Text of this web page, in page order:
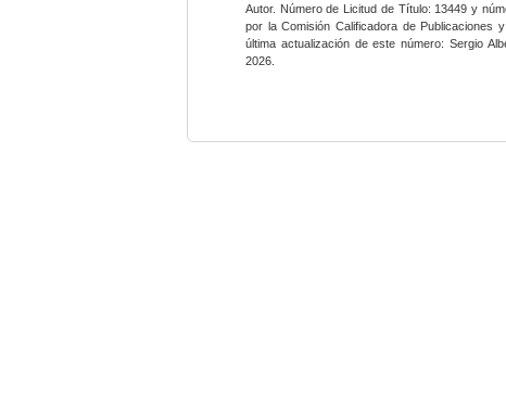
Autor. Número de Licitud de Título: 13449 y
por la Comisión Calificadora de Publicaciones
última actualización de este número: Sergio
2026.